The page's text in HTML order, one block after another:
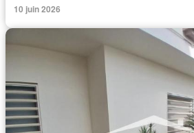
10 juin 2026